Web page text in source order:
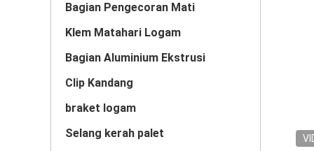
Bagian Pengecoran Mati
Klem Matahari Logam
Bagian Aluminium Ekstrusi
Clip Kandang
braket logam
Selang kerah palet